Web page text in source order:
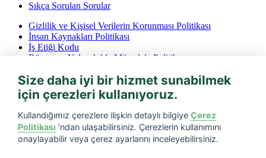
Sıkça Sorulan Sorular
Gizlilik ve Kişisel Verilerin Korunması Politikası
İnsan Kaynakları Politikası
İş Etiği Kodu
Rüşvet ve Yolsuzlukla Mücadele Politikası
Bilgi Toplumu Hizmetleri
Tarfin mobil’i indirin
Size daha iyi bir hizmet sunabilmek
için çerezleri kullanıyoruz.
Kullandığımız çerezlere ilişkin detaylı bilgiye Çerez
Politikası ’ndan ulaşabilirsiniz. Çerezlerin kullanımını
onaylayabilir veya çerez ayarlarını inceleyebilirsiniz.